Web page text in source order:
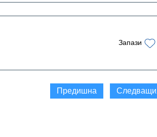
Запази
Предишна